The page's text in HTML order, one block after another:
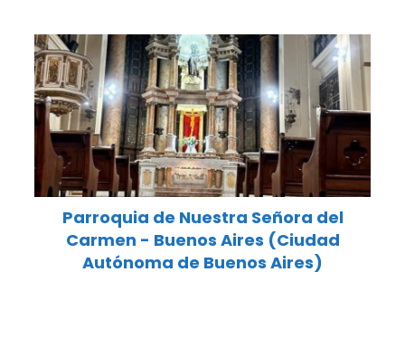
Parroquia de Nuestra Señora del
Carmen - Buenos Aires (Ciudad
Autónoma de Buenos Aires)